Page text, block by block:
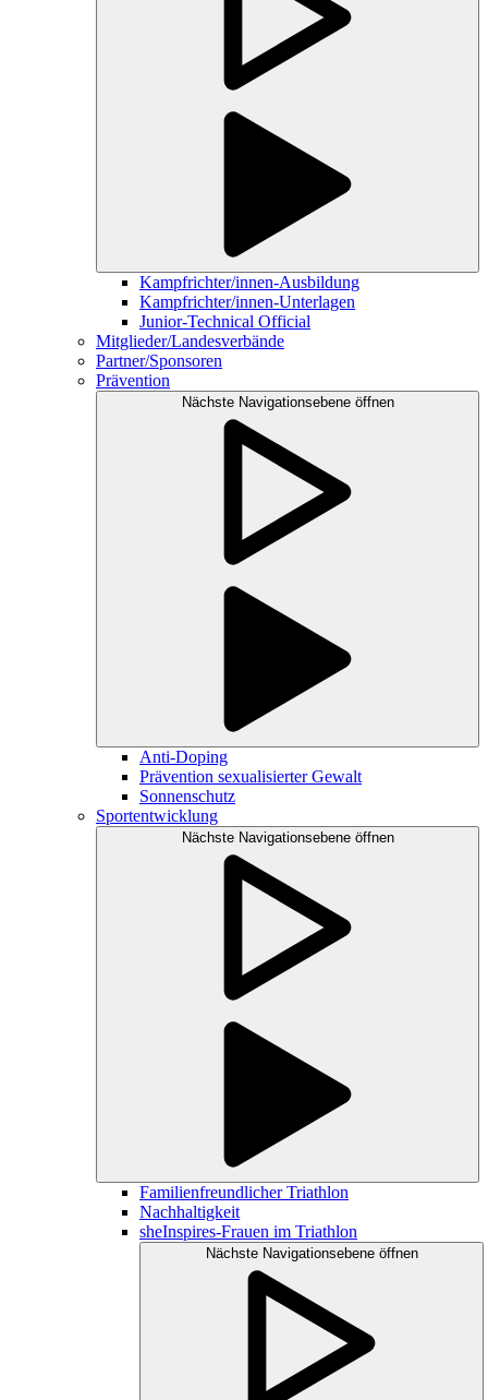
Kampfrichter/innen-Ausbildung
Kampfrichter/innen-Unterlagen
Junior-Technical Official
Mitglieder/Landesverbände
Partner/Sponsoren
Prävention
Nächste Navigationsebene öffnen
Anti-Doping
Prävention sexualisierter Gewalt
Sonnenschutz
Sportentwicklung
Nächste Navigationsebene öffnen
Familienfreundlicher Triathlon
Nachhaltigkeit
sheInspires-Frauen im Triathlon
Nächste Navigationsebene öffnen